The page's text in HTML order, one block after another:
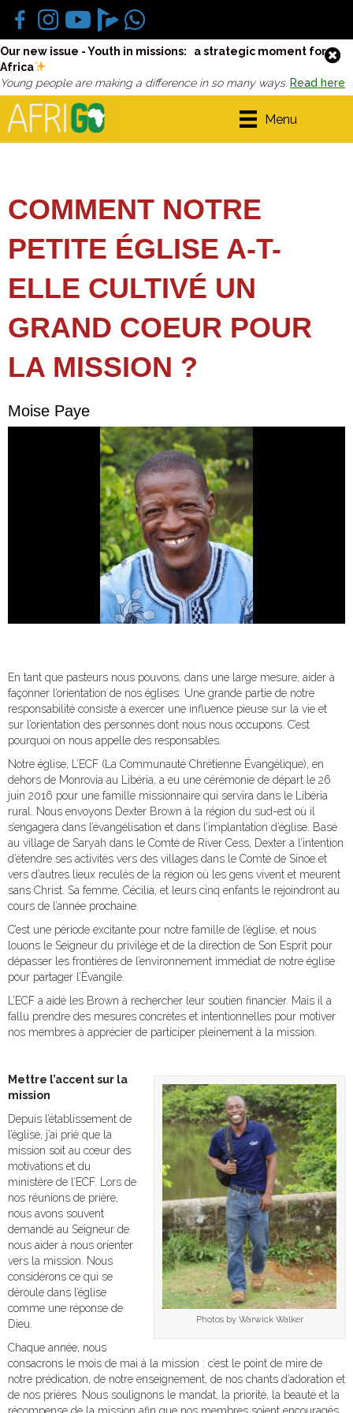
Our new issue - Youth in missions: a strategic moment for
Africa
Young people are making a difference in so many ways. Read here
Menu
COMMENT NOTRE
PETITE ÉGLISE A-T-
ELLE CULTIVÉ UN
GRAND COEUR POUR
LA MISSION ?
Moise Paye
En tant que pasteurs nous pouvons, dans une large mesure, aider à
façonner l’orientation de nos églises. Une grande partie de notre
responsabilité consiste à exercer une influence pieuse sur la vie et
sur l’orientation des personnes dont nous nous occupons. C’est
pourquoi on nous appelle des responsables.
Notre église, L’ECF (La Communauté Chrétienne Évangélique), en
dehors de Monrovia au Libéria, a eu une cérémonie de départ le 26
juin 2016 pour une famille missionnaire qui servira dans le Libéria
rural. Nous envoyons Dexter Brown à la région du sud-est où il
s’engagera dans l’évangélisation et dans l’implantation d’église. Basé
au village de Saryah dans le Comté de River Cess, Dexter a l’intention
d’étendre ses activités vers des villages dans le Comté de Sinoe et
vers d’autres lieux reculés de la région où les gens vivent et meurent
sans Christ. Sa femme, Cécilia, et leurs cinq enfants le rejoindront au
cours de l’année prochaine.
C’est une période excitante pour notre famille de l’église, et nous
louons le Seigneur du privilège et de la direction de Son Esprit pour
dépasser les frontières de l’environnement immédiat de notre église
pour partager l’Évangile.
L’ECF a aidé les Brown à rechercher leur soutien financier. Mais il a
fallu prendre des mesures concrètes et intentionnelles pour motiver
nos membres à apprécier de participer pleinement à la mission.
Photos by Warwick Walker
Mettre l’accent sur la
mission
Depuis l’établissement de
l’église, j’ai prié que la
mission soit au cœur des
motivations et du
ministère de l’ECF. Lors de
nos réunions de prière,
nous avons souvent
demandé au Seigneur de
nous aider à nous orienter
vers la mission. Nous
considérons ce qui se
déroule dans l’église
comme une réponse de
Dieu.
Chaque année, nous
consacrons le mois de mai à la mission : c’est le point de mire de
notre prédication, de notre enseignement, de nos chants d’adoration et
de nos prières. Nous soulignons le mandat, la priorité, la beauté et la